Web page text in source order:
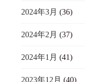
2024年3月 (36)
2024年2月 (37)
2024年1月 (41)
2023年12月 (40)